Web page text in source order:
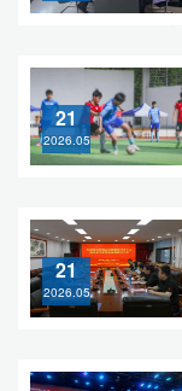
21
2026.05
21
2026.05